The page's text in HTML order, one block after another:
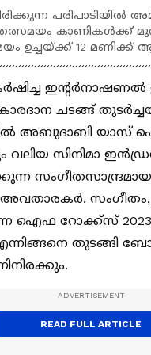
പരിപാടിയില്‍
കാണികള്‍ക്ക്
ഉച്ചയ്ക്ക് 12 മണിക്ക്
ഇന്റര്‍നാഷണല്‍
ചടങ്ങ്
അബുദാബി യാസ്
സിനിമാ
അവതാരകര്‍.
ഐഫ റോക്ക്സ്
തുടങ്ങി
READ FULL ARTICLE